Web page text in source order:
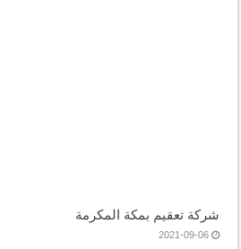
شركة تعقيم بمكة المكرمة
2021-09-06